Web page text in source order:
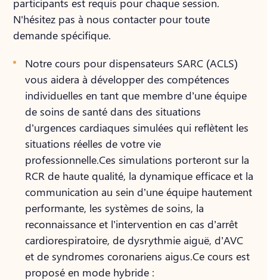
participants est requis pour chaque session.
N'hésitez pas à nous contacter pour toute
demande spécifique.
Notre cours pour dispensateurs SARC (ACLS)
vous aidera à développer des compétences
individuelles en tant que membre d’une équipe
de soins de santé dans des situations
d’urgences cardiaques simulées qui reflètent les
situations réelles de votre vie
professionnelle.Ces simulations porteront sur la
RCR de haute qualité, la dynamique efficace et la
communication au sein d’une équipe hautement
performante, les systèmes de soins, la
reconnaissance et l’intervention en cas d’arrêt
cardiorespiratoire, de dysrythmie aiguë, d’AVC
et de syndromes coronariens aigus.Ce cours est
proposé en mode hybride :